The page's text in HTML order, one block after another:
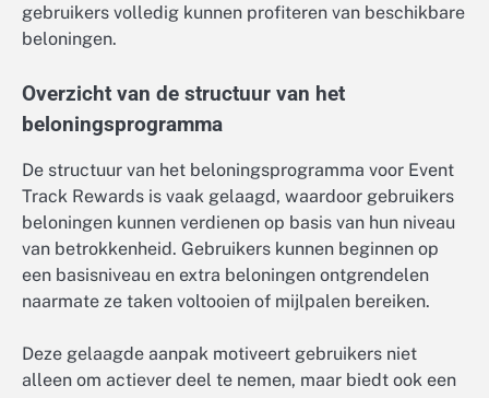
gebruikers volledig kunnen profiteren van beschikbare
beloningen.
Overzicht van de structuur van het
beloningsprogramma
De structuur van het beloningsprogramma voor Event
Track Rewards is vaak gelaagd, waardoor gebruikers
beloningen kunnen verdienen op basis van hun niveau
van betrokkenheid. Gebruikers kunnen beginnen op
een basisniveau en extra beloningen ontgrendelen
naarmate ze taken voltooien of mijlpalen bereiken.
Deze gelaagde aanpak motiveert gebruikers niet
alleen om actiever deel te nemen, maar biedt ook een